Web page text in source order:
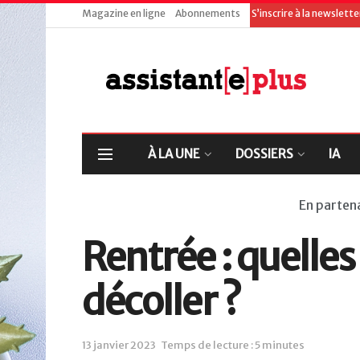
Magazine en ligne Abonnements S’inscrire à la
À LA UNE DOSSIERS IA
En
Rentrée :
décoller ?
13 janvier 2023 Temps de lecture : 5 minutes